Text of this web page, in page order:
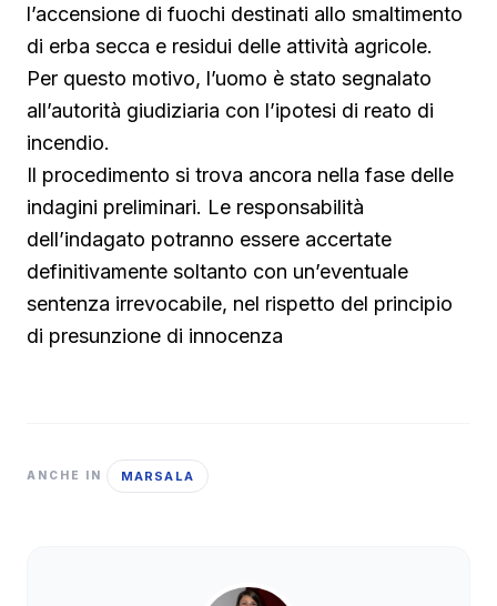
l’accensione di fuochi destinati allo smaltimento
di erba secca e residui delle attività agricole.
Per questo motivo, l’uomo è stato segnalato
all’autorità giudiziaria con l’ipotesi di reato di
incendio.
Il procedimento si trova ancora nella fase delle
indagini preliminari. Le responsabilità
dell’indagato potranno essere accertate
definitivamente soltanto con un’eventuale
sentenza irrevocabile, nel rispetto del principio
di presunzione di innocenza
ANCHE IN MARSALA